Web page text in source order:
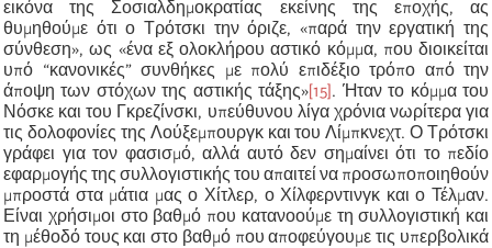
εικόνα της Σοσιαλδημοκρατίας εκείνης της εποχής, ας
θυμηθούμε ότι ο Τρότσκι την όριζε, «παρά την εργατική της
σύνθεση», ως «ένα εξ ολοκλήρου αστικό κόμμα, που διοικείται
υπό “κανονικές” συνθήκες με πολύ επιδέξιο τρόπο από την
άποψη των στόχων της αστικής τάξης»[15]. Ήταν το κόμμα του
Νόσκε και του Γκρεζίνσκι, υπεύθυνου λίγα χρόνια νωρίτερα για
τις δολοφονίες της Λούξεμπουργκ και του Λίμπκνεχτ. Ο Τρότσκι
γράφει για τον φασισμό, αλλά αυτό δεν σημαίνει ότι το πεδίο
εφαρμογής της συλλογιστικής του απαιτεί να προσωποποιηθούν
μπροστά στα μάτια μας ο Χίτλερ, ο Χίλφερντινγκ και ο Τέλμαν.
Είναι χρήσιμοι στο βαθμό που κατανοούμε τη συλλογιστική και
τη μέθοδό τους και στο βαθμό που αποφεύγουμε τις υπερβολικά